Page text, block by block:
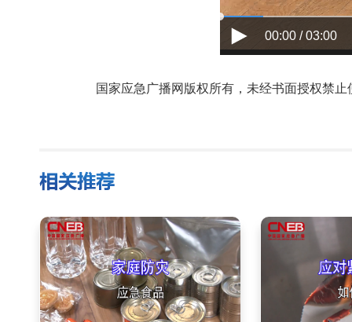
00:00 / 03:00
国家应急广播网版权所有，未经书面授权禁